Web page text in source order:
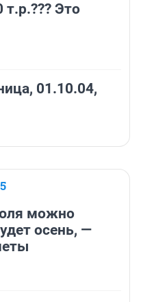
т.р.??? Это
01.10.04,
можно
осень, —